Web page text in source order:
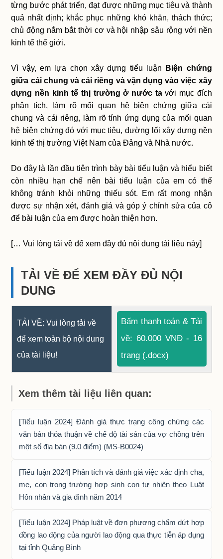
từng bước phát triển, đạt được những mục tiêu và thành
quả nhất định; khắc phục những khó khăn, thách thức;
chủ động nắm bắt thời cơ và hội nhập sâu rộng với nền
kinh tế thế giới.
Vì vậy, em lựa chọn xây dựng tiểu luận
Biện chứng
giữa cái chung và cái riêng và vận dụng vào việc xây
dựng nền kinh tế thị trường ở nước tavới mục đích
phân tích, làm rõ mối quan hệ biện chứng giữa cái
chung và cái riêng, làm rõ tính ứng dụng của mối quan
hệ biện chứng đó với mục tiêu, đường lối xây dựng nền
kinh tế thị trường Việt Nam của Đảng và Nhà nước.
Do đây là lần đầu tiên trình bày bài tiểu luận và hiểu biết
còn nhiều hạn chế nên bài tiểu luận của em có thể
không tránh khỏi những thiếu sót. Em rất mong nhận
được sự nhận xét, đánh giá và góp ý chỉnh sửa của cô
để bài luận của em được hoàn thiện hơn.
[… Vui lòng tải về để xem đầy đủ nội dung tài liệu này]
TẢI VỀ ĐỂ XEM ĐẦY ĐỦ NỘI
DUNG
TẢI VỀ: Vui lòng tải về
để xem toàn bộ nội dung
của tài liệu!
Bấm thanh toán & Tải
về: 60.000 VNĐ - 16
trang (.docx)
Xem thêm tài liệu liên quan:
[Tiểu luận 2024] Đánh giá thực trạng công chứng các
văn bản thỏa thuận về chế độ tài sản của vợ chồng trên
một số địa bàn (9.0 điểm) (MS-B0024)
[Tiểu luận 2024] Phân tích và đánh giá việc xác định cha,
mẹ, con trong trường hợp sinh con tự nhiên theo Luật
Hôn nhân và gia đình năm 2014
[Tiểu luận 2024] Pháp luật về đơn phương chấm dứt hợp
đồng lao động của người lao động qua thực tiễn áp dụng
tại tỉnh Quảng Bình